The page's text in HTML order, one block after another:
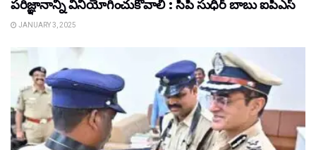
పరిజ్ఞానాన్ని వినియోగించుకోవాలి : సీపీ సుధీర్ బాబు ఐపీఎస్
JANUARY 3, 2025